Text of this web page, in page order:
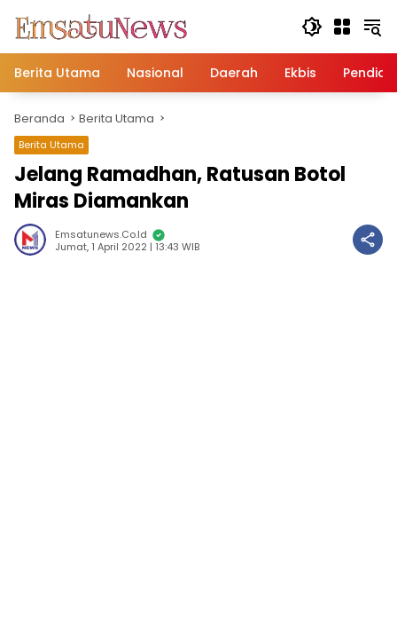
konten
Berita Utama
Nasional Daerah Ekbis
Beranda Berita Utama
Berita Utama
Jelang Ramadhan, Ratusan Botol
Miras Diamankan
Emsatunews.co.id
Jumat, 1 April 2022 | 13:43 WIB